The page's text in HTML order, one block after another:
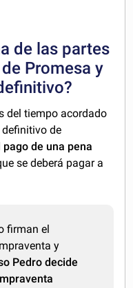
de las partes
Promesa y
del tiempo acordado
de
pago de una pena
se deberá pagar a
firman el
y
Pedro decide